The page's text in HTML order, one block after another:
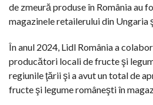
de zmeură produse în România au
magazinele retailerului din Ungaria
În anul 2024, Lidl România a
producători locali de fructe şi
regiunile ţării şi a avut un total de
fructe şi legume româneşti în